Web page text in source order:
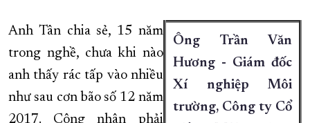
Ông Trần Văn
Hương - Giám đốc
Xí nghiệp Môi
trường, Công ty Cổ
Anh Tân chia sẻ, 15 năm
trong nghề, chưa khi nào
anh thấy rác tấp vào nhiều
như sau cơn bão số 12 năm
2017. Công nhân phải